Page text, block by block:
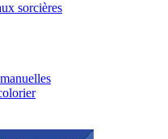
sorcières